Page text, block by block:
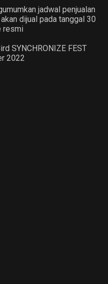
jadwal penjualan
dijual pada tanggal 30
resmi